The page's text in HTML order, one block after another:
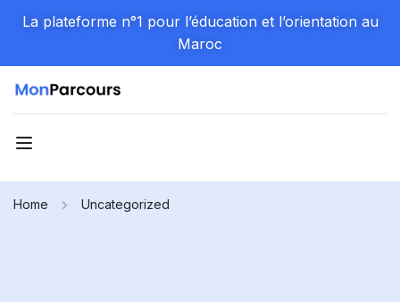
La plateforme n°1 pour l’éducation et l’orientation au
Maroc
Home Uncategorized